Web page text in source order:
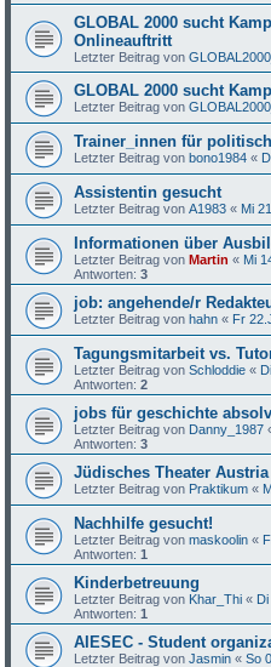
GLOBAL 2000 sucht
Onlineauftritt
Letzter Beitrag von
GLOBAL 2000 sucht
Letzter Beitrag von
Trainer_innen für
Letzter Beitrag vonbono1984 «
Assistentin gesucht
Letzter Beitrag vonA1983 « Mi
Informationen über
Letzter Beitrag vonMartin « Mi
Antworten:3
job: angehende/r
Letzter Beitrag vonhahn « Fr
Tagungsmitarbeit vs.
Letzter Beitrag vonSchloddie «
Antworten:2
jobs für geschichte
Letzter Beitrag von Danny_1987
Antworten:3
Jüdisches Theater
Letzter Beitrag von Praktikum «
Nachhilfe gesucht!
Letzter Beitrag vonmaskoolin «
Antworten:1
Kinderbetreuung
Letzter Beitrag von Khar_Thi «
Antworten:1
AIESEC - Student
Letzter Beitrag vonJasmin «So